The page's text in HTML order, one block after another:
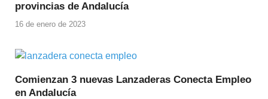
provincias de Andalucía
16 de enero de 2023
Comienzan 3 nuevas Lanzaderas Conecta Empleo
en Andalucía